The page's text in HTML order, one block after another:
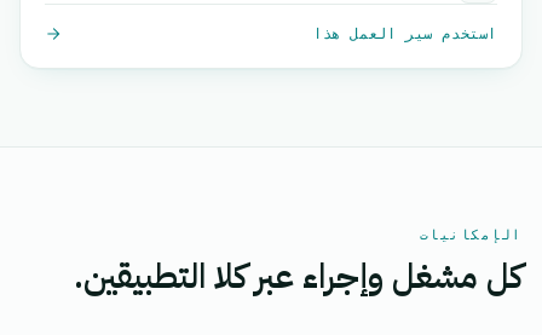
استخدم سير العمل هذا
الإمكانيات
كل مشغل وإجراء عبر كلا التطبيقين.